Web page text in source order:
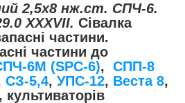
2,5х8 нж.ст. СПЧ-6.
ХХХVII. Сівалка
частини.
частини до
6М (SPС-6), СПП-8
СЗ-5,4, УПС-12, Веста 8,
, культиваторів